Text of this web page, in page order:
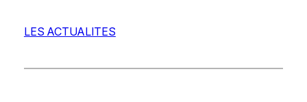
LES ACTUALITES